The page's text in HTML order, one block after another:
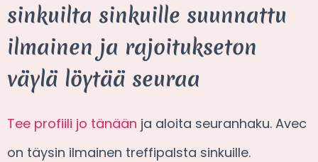
sinkuilta sinkuille suunnattu
ilmainen ja rajoitukseton
väylä löytää seuraa
Tee profiili jo tänään ja aloita seuranhaku. Avec
on täysin ilmainen treffipalsta sinkuille.